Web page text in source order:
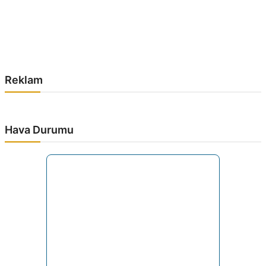
Reklam
Hava Durumu